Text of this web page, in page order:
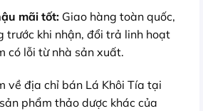
mãi tốt:Giao hàng toàn quốc,
trước khi nhận, đổi trả linh hoạt
có lỗi từ nhà sản xuất.
về địa chỉ bán Lá Khôi Tía tại
phẩm thảo dược khác của